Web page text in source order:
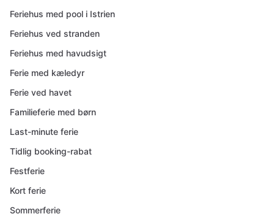
Feriehus med pool i Istrien
Feriehus ved stranden
Feriehus med havudsigt
Ferie med kæledyr
Ferie ved havet
Familieferie med børn
Last-minute ferie
Tidlig booking-rabat
Festferie
Kort ferie
Sommerferie